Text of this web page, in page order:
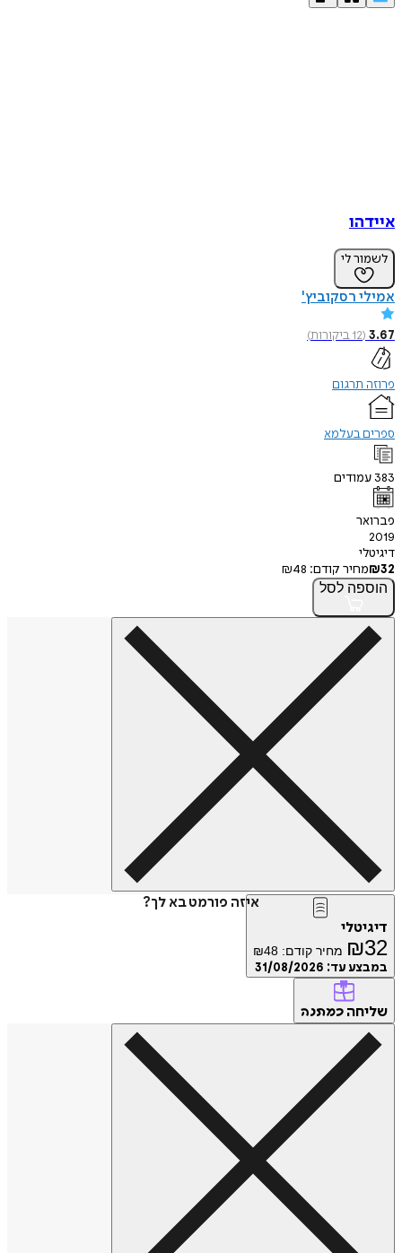
איידהו
לשמור לי
אמילי רסקוביץ'
3.67
(
12ביקורות)
פרוזה תרגום
ספרים בעלמא
383 עמודים
פברואר
2019
דיגיטלי
₪32 מחיר קודם: ₪48
הוספה לסל
איזה פורמט בא לך?
דיגיטלי
₪32 מחיר קודם: ₪48
במבצע עד: 31/08/2026
שליחה כמתנה